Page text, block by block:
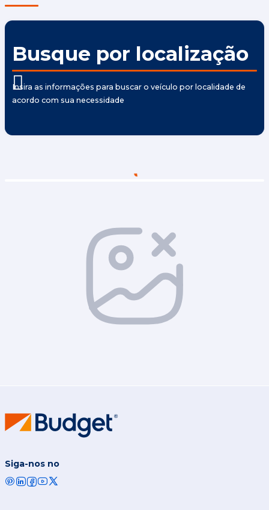
Busque por localização
Insira as informações para buscar o veículo por localidade de
acordo com sua necessidade
Siga-nos no